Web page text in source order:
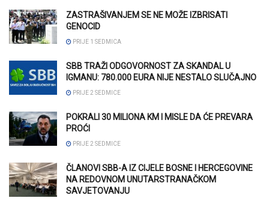
ZASTRAŠIVANJEM SE NE MOŽE IZBRISATI
GENOCID
PRIJE 1 SEDMICA
SBB TRAŽI ODGOVORNOST ZA SKANDAL U
IGMANU: 780.000 EURA NIJE NESTALO SLUČAJNO
PRIJE 2 SEDMICE
POKRALI 30 MILIONA KM I MISLE DA ĆE PREVARA
PROĆI
PRIJE 2 SEDMICE
ČLANOVI SBB-A IZ CIJELE BOSNE I HERCEGOVINE
NA REDOVNOM UNUTARSTRANAČKOM
SAVJETOVANJU